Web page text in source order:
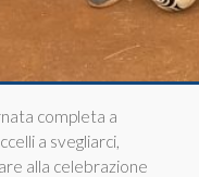
completa a
a svegliarci,
alla celebrazione